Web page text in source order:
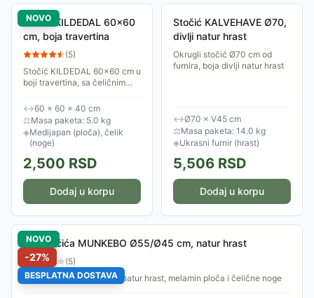
NOVO
Stočić KILDEDAL 60x60
cm, boja travertina
(5)
Stočić KILDEDAL 60x60 cm u
boji travertina, sa čeličnim
↔60 × 60 × 40 cm
⚖Masa paketa: 5.0 kg
◈Medijapan (ploča), čelik
(noge)
2,500 RSD
Dodaj u korpu
Stočić KALVEHAVE Ø70,
divlji natur hrast
Okrugli stočić Ø70 cm od
furnira, boja divlji natur hrast
↔Ø70 × V45 cm
⚖Masa paketa: 14.0 kg
◈Ukrasni furnir (hrast)
5,506 RSD
Dodaj u korpu
NOVO
-27%
BESPLATNA DOSTAVA
Set stočića MUNKEBO Ø55/Ø45 cm, natur hrast
(5)
Set od 2 okrugla stočića, natur hrast, melamin ploča i čelične noge